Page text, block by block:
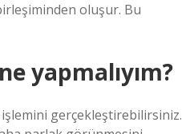
oluşur. Bu
yapmalıyım?
işlemini gerçekleştirebilirsiniz.